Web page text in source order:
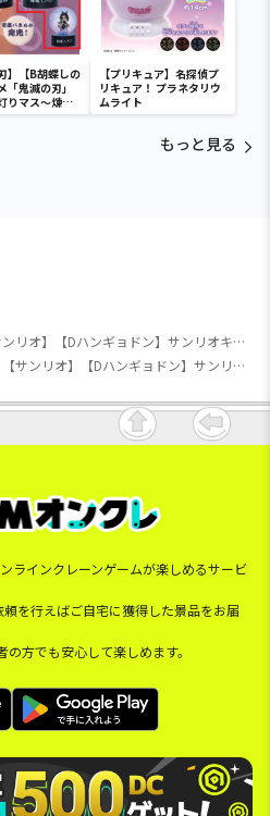
】【B胡蝶しの
「鬼滅の刃」
りマス～煉獄
蝶しのぶ～
【プリキュア】名探偵プ
リキュア！ プラネタリウ
ムライト
もっと見る
【サンリオ】【Dハンギョドン】サンリオキャラクターズ スウィートドリーム低反発まくら
【サンリオ】【Dハンギョドン】サンリオキャラクターズ スウィートドリーム低反発まくら
ラインクレーンゲームが楽しめるサービ
を行えばご自宅に獲得した景品をお届
方でも安心して楽しめます。